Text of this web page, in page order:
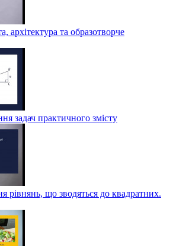
архітектура та образотворче
задач практичного змісту
рівнянь, що зводяться до квадратних.